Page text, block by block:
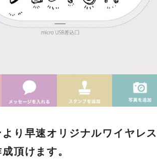
り早速オリジナルワイヤレ
頂けます。